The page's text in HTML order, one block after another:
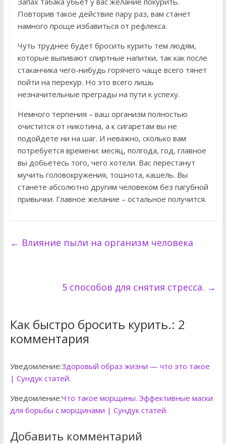
Повторив такое действие пару раз, вам станет
намного проще избавиться от рефлекса.
Чуть труднее будет бросить курить тем людям,
которые выпивают спиртные напитки, так как после
стаканчика чего-нибудь горячего чаще всего тянет
пойти на перекур. Но это всего лишь
незначительные преграды на пути к успеху.
Немного терпения – ваш организм полностью
очистится от никотина, а к сигаретам вы не
подойдете ни на шаг. И неважно, сколько вам
потребуется времени: месяц, полгода, год, главное
вы добьетесь того, чего хотели. Вас перестанут
мучить головокружения, тошнота, кашель. Вы
станете абсолютно другим человеком без пагубной
привычки. Главное желание – остальное получится.
← Влияние пыли на организм человека
5 способов для снятия стресса. →
Как быстро бросить курить.: 2
комментария
Уведомление:Здоровый образ жизни — что это такое
| Сундук статей.
Уведомление:Что такое морщины. Эффективные маски
для борьбы с морщинами | Сундук статей.
Добавить комментарий